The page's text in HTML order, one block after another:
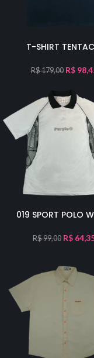
T-SHIRT
R$179,00 R$
019 SPORT POLO
R$99,00 R$